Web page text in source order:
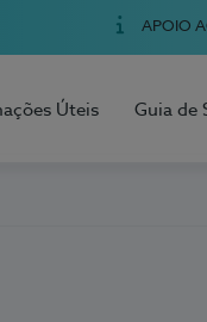
APOIO
Úteis Guia de